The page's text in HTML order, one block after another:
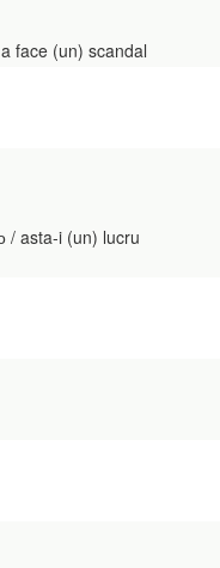
face (un) scandal
/ asta-i (un) lucru